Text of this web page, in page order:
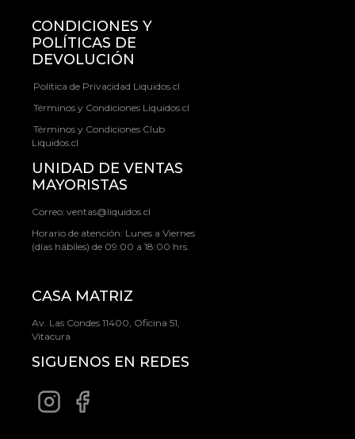
CONDICIONES Y
POLÍTICAS DE
DEVOLUCIÓN
Política de Privacidad Liquidos.cl
Términos y Condiciones Liquidos.cl
Términos y Condiciones Club
Liquidos.cl
UNIDAD DE VENTAS
MAYORISTAS
Correo: ventas@liquidos.cl
Horario de atención: Lunes a Viernes
(días hábiles) de 09:00 a 18:00 hrs.
CASA MATRIZ
Av. Las Condes 11400, Oficina 51,
Vitacura
SIGUENOS EN REDES